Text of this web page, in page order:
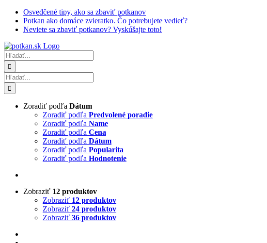
Skip
content
Osvedčené tipy, ako sa zbaviť potkanov
Potkan ako domáce zvieratko. Čo potrebujete vedieť?
Neviete sa zbaviť potkanov? Vyskúšajte toto!
Hľadať:
Hľadať:
Zoradiť podľa Dátum
Zoradiť podľa Predvolené poradie
Zoradiť podľa Name
Zoradiť podľa Cena
Zoradiť podľa Dátum
Zoradiť podľa Popularita
Zoradiť podľa Hodnotenie
Zobraziť 12 produktov
Zobraziť 12 produktov
Zobraziť 24 produktov
Zobraziť 36 produktov